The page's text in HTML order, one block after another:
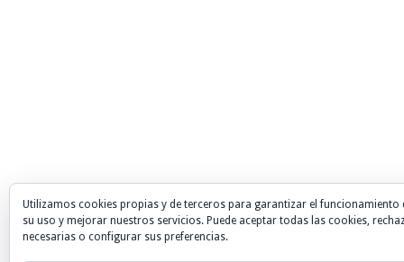
Utilizamos cookies propias y de terceros para garantizar el funcionamiento
su uso y mejorar nuestros servicios. Puede aceptar todas las cookies,
necesarias o configurar sus preferencias.